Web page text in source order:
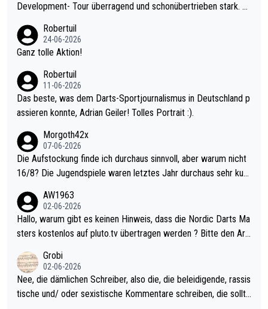
Development- Tour überragend und schonübertrieben stark. U
mal 40+ erst recht. Da gewinnst keinen Blumentopf - ist ja noc
h krasser wie ein Pokalspiel eines Kreisligisten vs einem Bund
Robertuil
24-06-2026
Ganz tolle Aktion!
Robertuil
11-06-2026
Das beste, was dem Darts-Sportjournalismus in Deutschland p
assieren konnte, Adrian Geiler! Tolles Portrait :).
Morgoth42x
07-06-2026
Die Aufstockung finde ich durchaus sinnvoll, aber warum nicht
16/8? Die Jugendspiele waren letztes Jahr durchaus sehr kurz
Allerdings ist Mitchell Lawrie als Nummer 1 der Welt eh qualifi
ziert. Somit ändert die automatische Qualifikation des Weltmei
sters erstmal nichts. Ich denke sie wollen damit für nächstes J
ohl wenig WDF Turniere spielen. Dies war bei Archie Self letzt
es Jahr der Fall. Er musste als amtierender Weltmeister durch
den Qualifier und ich glaube kaum, dass Mitchel sich das (in Ve
gas) antun würde, wenn er doch eigentlich die PDC-WM als Zi
AW1963
02-06-2026
Hallo, warum gibt es keinen Hinweis, dass die Nordic Darts Ma
sters kostenlos auf pluto.tv übertragen werden ? Bitte den Arti
Grobi
02-06-2026
Nee, die dämlichen Schreiber, also die, die beleidigende, rassis
tische und/ oder sexistische Kommentare schreiben, die sollte